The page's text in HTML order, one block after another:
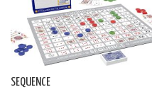
SEQUENCE